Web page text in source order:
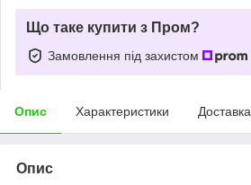
Що таке купити з Пром?
Замовлення під захистом
Опис Характеристики Доставка
Опис